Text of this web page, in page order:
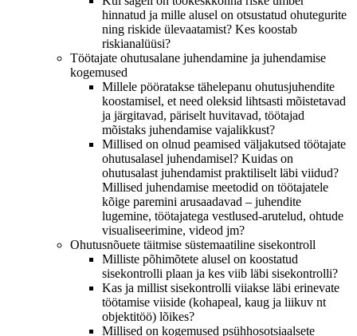
hinnatud ja mille alusel on otsustatud ohutegurite
ning riskide ülevaatamist? Kes koostab
riskianalüüsi?
Töötajate ohutusalane juhendamine ja juhendamise
kogemused
Millele pööratakse tähelepanu ohutusjuhendite
koostamisel, et need oleksid lihtsasti mõistetavad
ja järgitavad, päriselt huvitavad, töötajad
mõistaks juhendamise vajalikkust?
Millised on olnud peamised väljakutsed töötajate
ohutusalasel juhendamisel? Kuidas on
ohutusalast juhendamist praktiliselt läbi viidud?
Millised juhendamise meetodid on töötajatele
kõige paremini arusaadavad – juhendite
lugemine, töötajatega vestlused-arutelud, ohtude
visualiseerimine, videod jm?
Ohutusnõuete täitmise süstemaatiline sisekontroll
Milliste põhimõtete alusel on koostatud
sisekontrolli plaan ja kes viib läbi sisekontrolli?
Kas ja millist sisekontrolli viiakse läbi erinevate
töötamise viiside (kohapeal, kaug ja liikuv nt
objektitöö) lõikes?
Millised on kogemused psühhosotsiaalsete